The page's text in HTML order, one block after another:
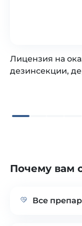
Лицензия на
дезинсекции,
Почему вам
Все